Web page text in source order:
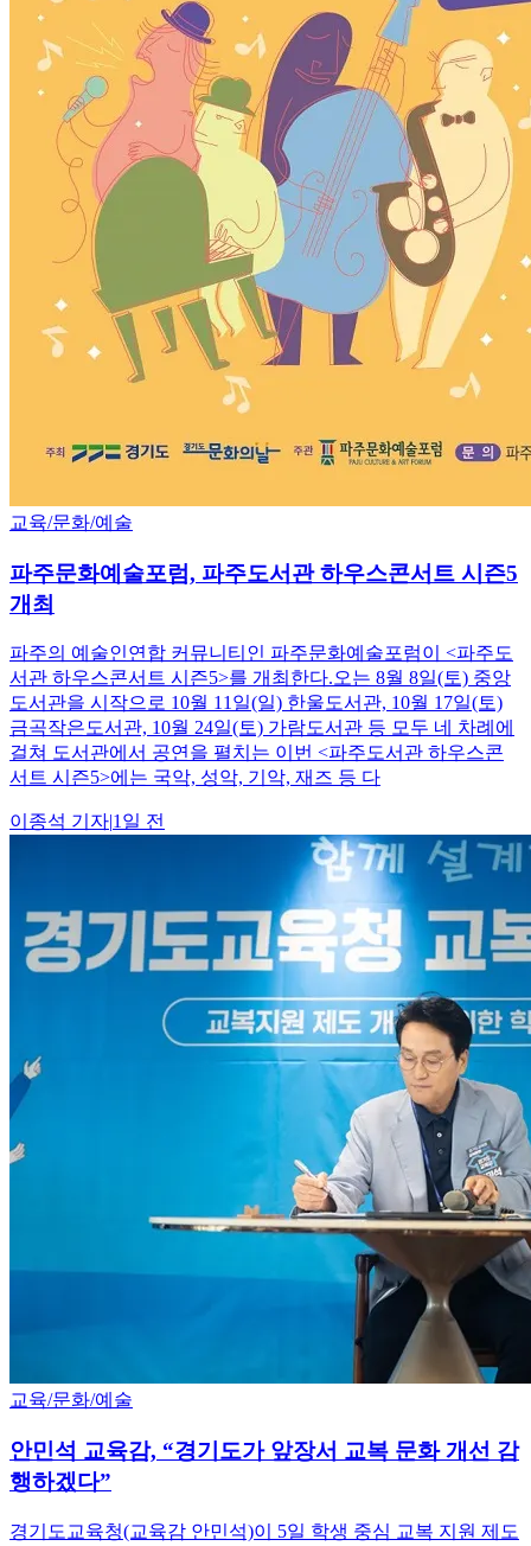
교육/문화/예술
파주문화예술포럼, 파주도서관 하우스콘서트 시즌5
개최
파주의 예술인연합 커뮤니티인 파주문화예술포럼이 <파주도
서관 하우스콘서트 시즌5>를 개최한다.오는 8월 8일(토) 중앙
도서관을 시작으로 10월 11일(일) 한울도서관, 10월 17일(토)
금곡작은도서관, 10월 24일(토) 가람도서관 등 모두 네 차례에
걸쳐 도서관에서 공연을 펼치는 이번 <파주도서관 하우스콘
서트 시즌5>에는 국악, 성악, 기악, 재즈 등 다
이종석 기자|1일 전
교육/문화/예술
안민석 교육감, “경기도가 앞장서 교복 문화 개선 감
행하겠다”
경기도교육청(교육감 안민석)이 5일 학생 중심 교복 지원 제도